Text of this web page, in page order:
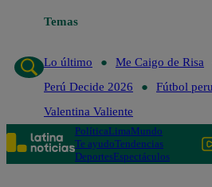
Temas
Lo último
Lo último
Me Caigo de Risa
Perú Decide 2026
Fútbol
Valentina Valiente
PolíticaLimaMundo
Te ayudoTendencias
DeportesEspectáculos